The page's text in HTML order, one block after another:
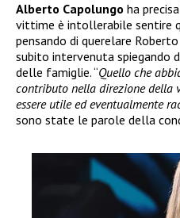
Alberto Capolungo ha
vittime è intollerabile sentire
pensando di querelare Roberto
subito intervenuta spiegando
delle famiglie. “Quello che
contributo nella direzione della
essere utile ed eventualmente
sono state le parole della